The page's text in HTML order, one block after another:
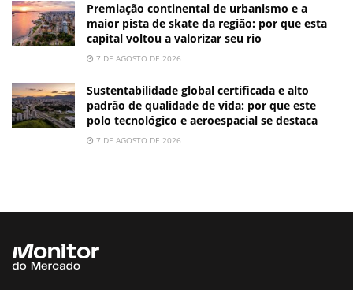
Premiação continental de urbanismo e a
maior pista de skate da região: por que esta
capital voltou a valorizar seu rio
7 DE AGOSTO DE 2026
Sustentabilidade global certificada e alto
padrão de qualidade de vida: por que este
polo tecnológico e aeroespacial se destaca
7 DE AGOSTO DE 2026